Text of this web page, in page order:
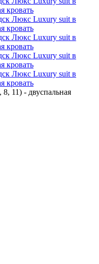
11) - двуспальная